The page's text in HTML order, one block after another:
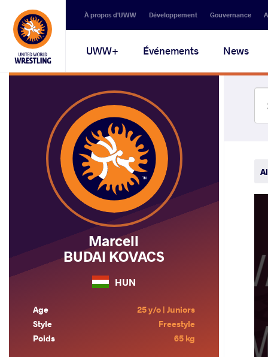
Secondary
navigation
À propos d'UWW Développement Gouvernance
Main
navigation
UWW+ Événements News
Marcell
BUDAI KOVACS
HUN
Age
25 y/o | Juniors
Style
Freestyle
Poids
65 kg